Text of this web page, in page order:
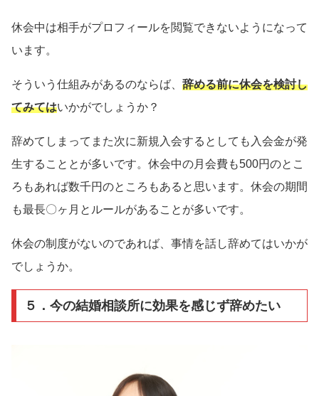
休会中は相手がプロフィールを閲覧できないようになって
います。
そういう仕組みがあるのならば、 辞める前に休会を検討し
てみてはいかがでしょうか？
辞めてしまってまた次に新規入会するとしても入会金が発
生することとが多いです。休会中の月会費も500円のとこ
ろもあれば数千円のところもあると思います。休会の期間
も最長〇ヶ月とルールがあることが多いです。
休会の制度がないのであれば、事情を話し辞めてはいかが
でしょうか。
５．今の結婚相談所に効果を感じず辞めたい